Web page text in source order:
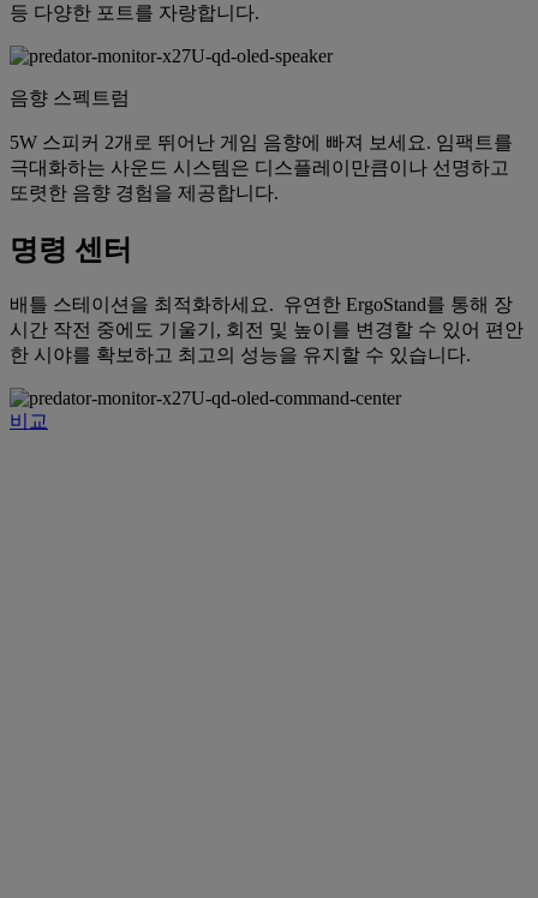
등 다양한 포트를 자랑합니다.
음향 스펙트럼
5W 스피커 2개로 뛰어난 게임 음향에 빠져 보세요. 임팩트를
극대화하는 사운드 시스템은 디스플레이만큼이나 선명하고
또렷한 음향 경험을 제공합니다.
명령 센터
배틀 스테이션을 최적화하세요. 유연한 ErgoStand를 통해 장
시간 작전 중에도 기울기, 회전 및 높이를 변경할 수 있어 편안
한 시야를 확보하고 최고의 성능을 유지할 수 있습니다.
비교